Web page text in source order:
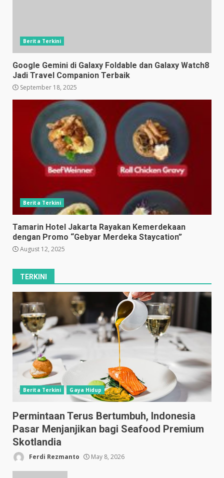
Berita Terkini
Google Gemini di Galaxy Foldable dan Galaxy Watch8
Jadi Travel Companion Terbaik
September 18, 2025
Berita Terkini
Tamarin Hotel Jakarta Rayakan Kemerdekaan
dengan Promo “Gebyar Merdeka Staycation”
August 12, 2025
TERKINI
Berita Terkini Gaya Hidup
Permintaan Terus Bertumbuh, Indonesia
Pasar Menjanjikan bagi Seafood Premium
Skotlandia
Ferdi Rezmanto May 8, 2026